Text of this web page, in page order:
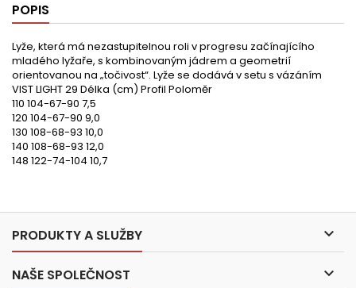
POPIS
Lyže, která má nezastupitelnou roli v progresu začínajícího
mladého lyžaře, s kombinovaným jádrem a geometrií
orientovanou na „točivost“. Lyže se dodává v setu s vázáním
VIST LIGHT 29 Délka (cm) Profil Poloměr
110 104-67-90 7,5
120 104-67-90 9,0
130 108-68-93 10,0
140 108-68-93 12,0
148 122-74-104 10,7
PRODUKTY A SLUŽBY 
NAŠE SPOLEČNOST 